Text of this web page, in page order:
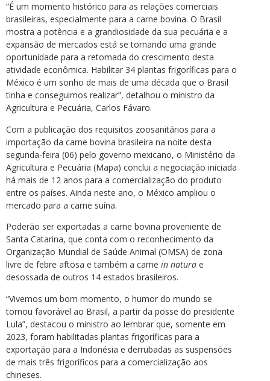
“É um momento histórico para as relações comerciais
brasileiras, especialmente para a carne bovina. O Brasil
mostra a potência e a grandiosidade da sua pecuária e a
expansão de mercados está se tornando uma grande
oportunidade para a retomada do crescimento desta
atividade econômica. Habilitar 34 plantas frigoríficas para o
México é um sonho de mais de uma década que o Brasil
tinha e conseguimos realizar”, detalhou o ministro da
Agricultura e Pecuária, Carlos Fávaro.
Com a publicação dos requisitos zoosanitários para a
importação da carne bovina brasileira na noite desta
segunda-feira (06) pelo governo mexicano, o Ministério da
Agricultura e Pecuária (Mapa) conclui a negociação iniciada
há mais de 12 anos para a comercialização do produto
entre os países. Ainda neste ano, o México ampliou o
mercado para a carne suína.
Poderão ser exportadas a carne bovina proveniente de
Santa Catarina, que conta com o reconhecimento da
Organização Mundial de Saúde Animal (OMSA) de zona
livre de febre aftosa e também a carne in natura e
desossada de outros 14 estados brasileiros.
“Vivemos um bom momento, o humor do mundo se
tornou favorável ao Brasil, a partir da posse do presidente
Lula”, destacou o ministro ao lembrar que, somente em
2023, foram habilitadas plantas frigoríficas para a
exportação para a Indonésia e derrubadas as suspensões
de mais três frigoríficos para a comercialização aos
chineses.